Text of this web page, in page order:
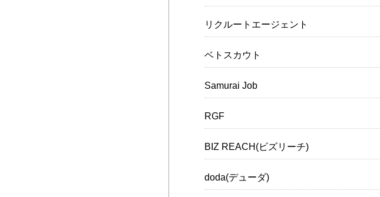
リクルートエージェント
ベトスカウト
Samurai Job
RGF
BIZ REACH(ビズリーチ)
doda(デューダ)